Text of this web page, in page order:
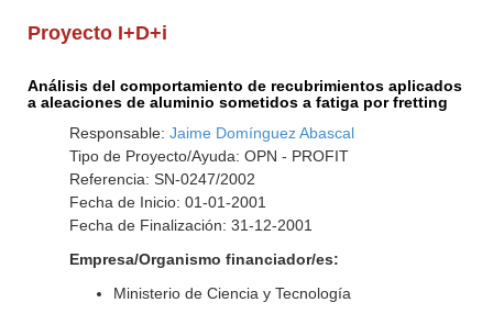
Proyecto I+D+i
Análisis del comportamiento de recubrimientos aplicados
a aleaciones de aluminio sometidos a fatiga por fretting
Responsable: Jaime Domínguez Abascal
Tipo de Proyecto/Ayuda: OPN - PROFIT
Referencia: SN-0247/2002
Fecha de Inicio: 01-01-2001
Fecha de Finalización: 31-12-2001
Empresa/Organismo financiador/es:
Ministerio de Ciencia y Tecnología